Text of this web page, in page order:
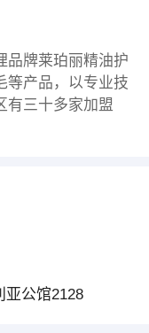
品牌莱珀丽精油护
等产品，以专业技
有三十多家加盟
亚公馆2128